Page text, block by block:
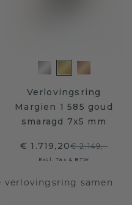
Verlovingsring
Margien 1 585 goud
smaragd 7x5 mm
€ 1.719,20€ 2.149,-
Excl. Tax & BTW
verlovingsring samen